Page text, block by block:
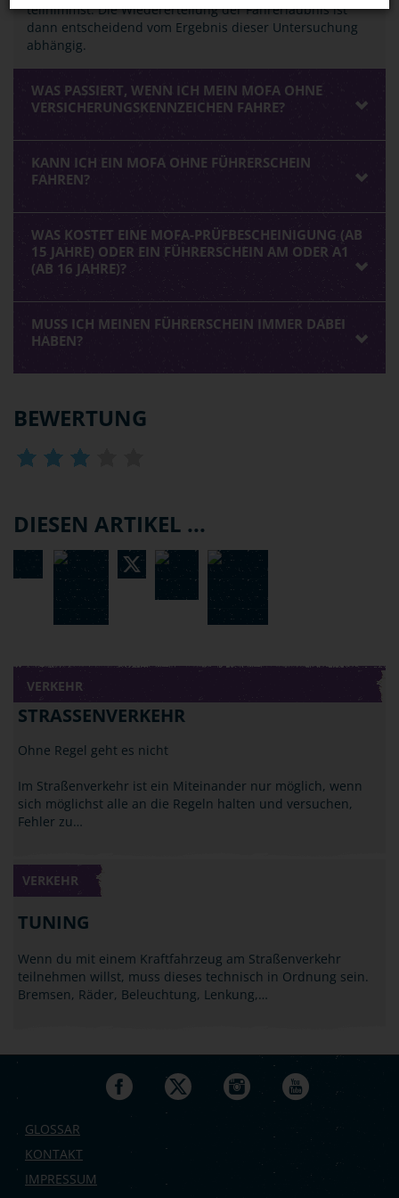
teilnimmst. Die Wiedererteilung der Fahrerlaubnis ist
dann entscheidend vom Ergebnis dieser Untersuchung
abhängig.
WAS PASSIERT, WENN ICH MEIN MOFA OHNE
VERSICHERUNGSKENNZEICHEN FAHRE?
KANN ICH EIN MOFA OHNE FÜHRERSCHEIN
FAHREN?
WAS KOSTET EINE MOFA-PRÜFBESCHEINIGUNG (AB
15 JAHRE) ODER EIN FÜHRERSCHEIN AM ODER A1
(AB 16 JAHRE)?
MUSS ICH MEINEN FÜHRERSCHEIN IMMER DABEI
HABEN?
BEWERTUNG
DIESEN ARTIKEL ...
VERKEHR
STRASSENVERKEHR
Ohne Regel geht es nicht
Im Straßenverkehr ist ein Miteinander nur möglich, wenn
sich möglichst alle an die Regeln halten und versuchen,
Fehler zu…
VERKEHR
TUNING
Wenn du mit einem Kraftfahrzeug am Straßenverkehr
teilnehmen willst, muss dieses technisch in Ordnung sein.
Bremsen, Räder, Beleuchtung, Lenkung,…
GLOSSAR
KONTAKT
IMPRESSUM